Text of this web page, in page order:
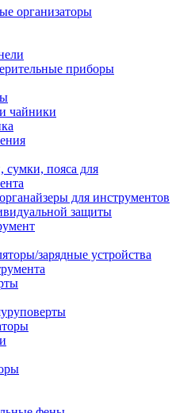
организаторы
приборы
чайники
сумки, пояса для
для инструментов
защиты
зарядные устройства